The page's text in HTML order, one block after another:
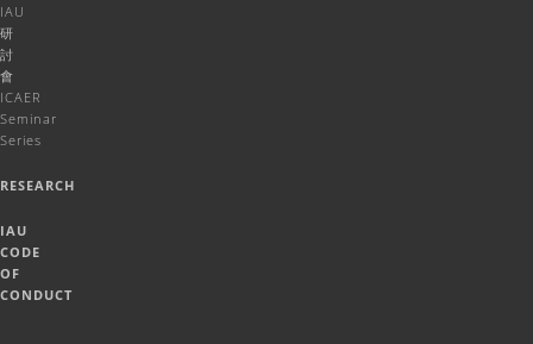
IAU
研
討
會
ICAER
Seminar
Series
RESEARCH
IAU
CODE
OF
CONDUCT